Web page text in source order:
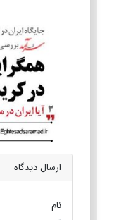
ارسال دیدگاه
نام